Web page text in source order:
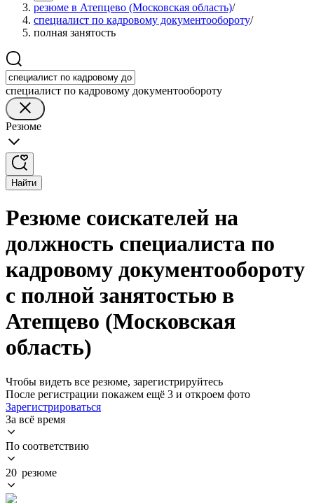
резюме в Атепцево (Московская область)/
специалист по кадровому документообороту/
полная занятость
специалист по кадровому документообороту
Резюме
Найти
Резюме соискателей на
должность специалиста по
кадровому документообороту
с полной занятостью в
Атепцево (Московская
область)
Чтобы видеть все резюме, зарегистрируйтесь
После регистрации покажем ещё 3 и откроем фото
Зарегистрироваться
За всё время
По соответствию
20 резюме